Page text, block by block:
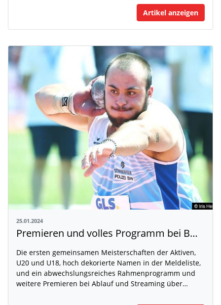
Artikel anzeigen
25.01.2024
Premieren und volles Programm bei BW Leichtathletik Hallen-Finals
Die ersten gemeinsamen Meisterschaften der Aktiven,
U20 und U18, hoch dekorierte Namen in der Meldeliste,
und ein abwechslungsreiches Rahmenprogramm und
weitere Premieren bei Ablauf und Streaming über…